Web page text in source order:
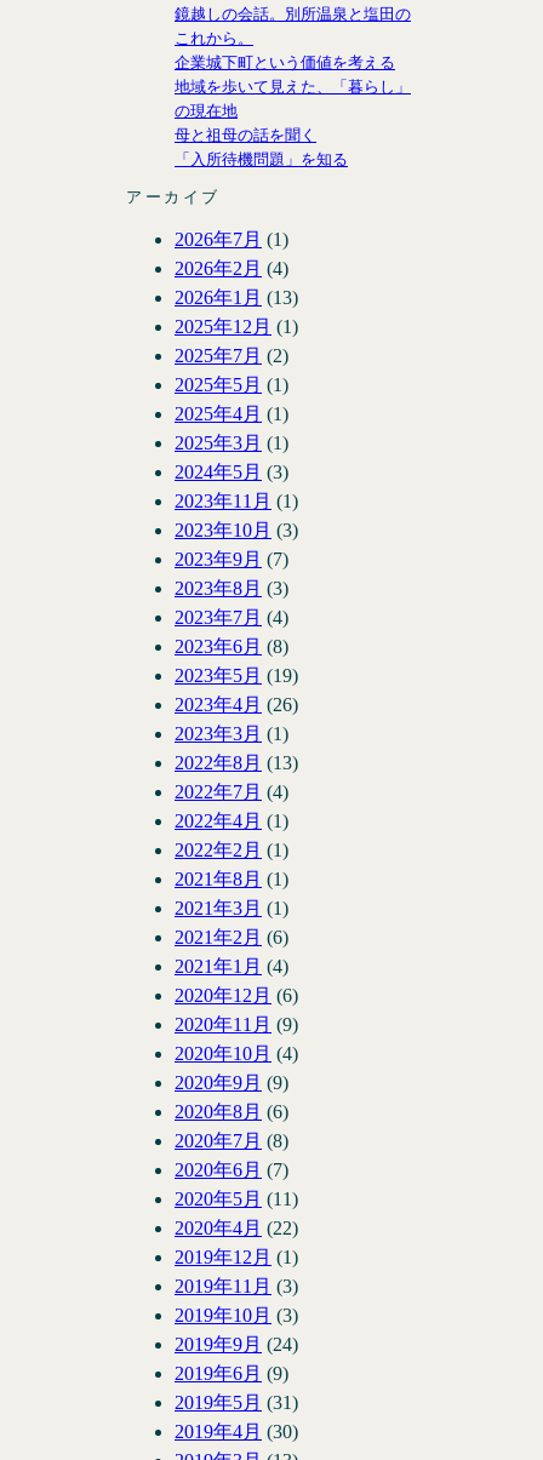
鏡越しの会話。別所温泉と塩田の
これから。
企業城下町という価値を考える
地域を歩いて見えた、「暮らし」
の現在地
母と祖母の話を聞く
「入所待機問題」を知る
アーカイブ
2026年7月 (1)
2026年2月 (4)
2026年1月 (13)
2025年12月 (1)
2025年7月 (2)
2025年5月 (1)
2025年4月 (1)
2025年3月 (1)
2024年5月 (3)
2023年11月 (1)
2023年10月 (3)
2023年9月 (7)
2023年8月 (3)
2023年7月 (4)
2023年6月 (8)
2023年5月 (19)
2023年4月 (26)
2023年3月 (1)
2022年8月 (13)
2022年7月 (4)
2022年4月 (1)
2022年2月 (1)
2021年8月 (1)
2021年3月 (1)
2021年2月 (6)
2021年1月 (4)
2020年12月 (6)
2020年11月 (9)
2020年10月 (4)
2020年9月 (9)
2020年8月 (6)
2020年7月 (8)
2020年6月 (7)
2020年5月 (11)
2020年4月 (22)
2019年12月 (1)
2019年11月 (3)
2019年10月 (3)
2019年9月 (24)
2019年6月 (9)
2019年5月 (31)
2019年4月 (30)